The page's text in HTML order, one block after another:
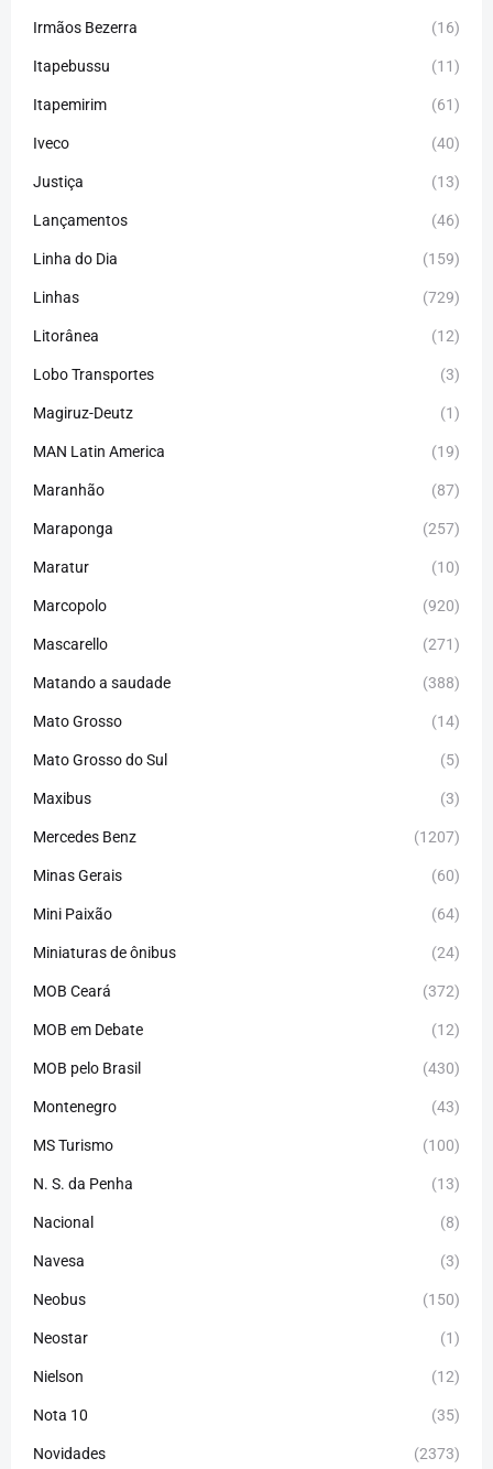
Irmãos Bezerra (16)
Itapebussu (11)
Itapemirim (61)
Iveco (40)
Justiça (13)
Lançamentos (46)
Linha do Dia (159)
Linhas (729)
Litorânea (12)
Lobo Transportes (3)
Magiruz-Deutz (1)
MAN Latin America (19)
Maranhão (87)
Maraponga (257)
Maratur (10)
Marcopolo (920)
Mascarello (271)
Matando a saudade (388)
Mato Grosso (14)
Mato Grosso do Sul (5)
Maxibus (3)
Mercedes Benz (1207)
Minas Gerais (60)
Mini Paixão (64)
Miniaturas de ônibus (24)
MOB Ceará (372)
MOB em Debate (12)
MOB pelo Brasil (430)
Montenegro (43)
MS Turismo (100)
N. S. da Penha (13)
Nacional (8)
Navesa (3)
Neobus (150)
Neostar (1)
Nielson (12)
Nota 10 (35)
Novidades (2373)